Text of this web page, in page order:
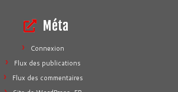
Méta
Connexion
Flux des publications
Flux des commentaires